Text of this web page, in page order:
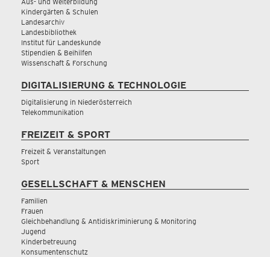
Kindergärten & Schulen
Landesarchiv
Landesbibliothek
Institut für Landeskunde
Stipendien & Beihilfen
Wissenschaft & Forschung
DIGITALISIERUNG & TECHNOLOGIE
Digitalisierung in Niederösterreich
Telekommunikation
FREIZEIT & SPORT
Freizeit & Veranstaltungen
Sport
GESELLSCHAFT & MENSCHEN
Familien
Frauen
Gleichbehandlung & Antidiskriminierung & Monitoring
Jugend
Kinderbetreuung
Konsumentenschutz